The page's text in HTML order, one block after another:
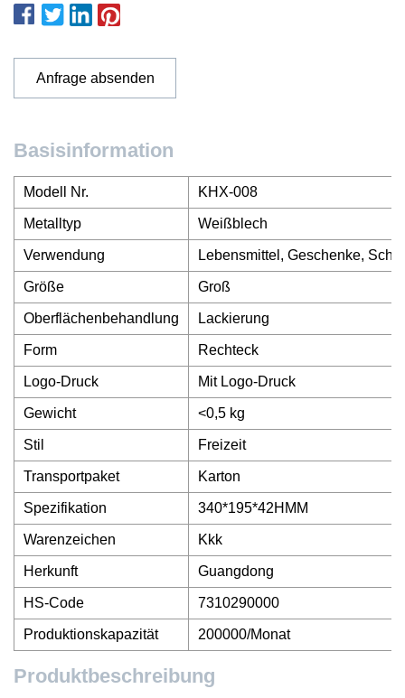
Anfrage absenden
Basisinformation
Modell Nr. KHX-008
Metalltyp Weißblech
Verwendung Lebensmittel, Geschenke,
Größe Groß
Oberflächenbehandlung Lackierung
Form Rechteck
Logo-Druck Mit Logo-Druck
Gewicht <0,5 kg
Stil Freizeit
Transportpaket Karton
Spezifikation 340*195*42HMM
Warenzeichen Kkk
Herkunft Guangdong
HS-Code 7310290000
Produktionskapazität 200000/Monat
Produktbeschreibung